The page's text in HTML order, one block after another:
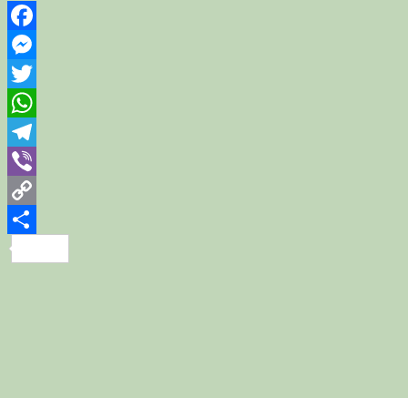
Facebook
Messenger
Twitter
WhatsApp
Telegram
Viber
Copy
Link